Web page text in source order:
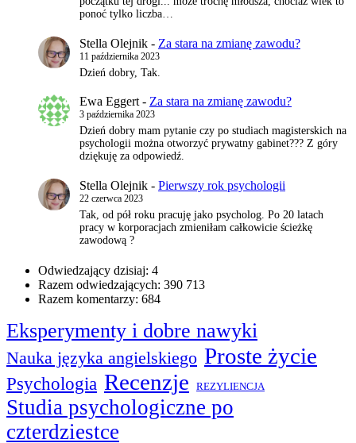
ponoć tylko liczba…
Stella Olejnik - Za stara na zmianę zawodu?
11 października 2023
Dzień dobry, Tak.
Ewa Eggert - Za stara na zmianę zawodu?
3 października 2023
Dzień dobry mam pytanie czy po studiach magisterskich na
psychologii można otworzyć prywatny gabinet??? Z góry
dziękuję za odpowiedź.
Stella Olejnik - Pierwszy rok psychologii
22 czerwca 2023
Tak, od pół roku pracuję jako psycholog. Po 20 latach
pracy w korporacjach zmieniłam całkowicie ścieżkę
zawodową ?
Odwiedzający dzisiaj: 4
Razem odwiedzających: 390 713
Razem komentarzy: 684
Eksperymenty i dobre nawyki
Nauka języka angielskiego Proste życie
Psychologia Recenzje REZYLIENCJA
Studia psychologiczne po
czterdziestce